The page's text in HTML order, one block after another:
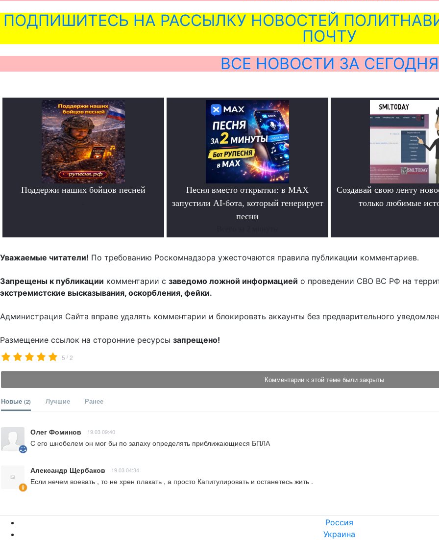
ПОДПИШИТЕСЬ НА РАССЫЛКУ НОВОСТЕЙ
ПОЧТУ
ВСЕ НОВОСТИ ЗА СЕГОДНЯ
Поддержи наших бойцов песней
Песня вместо открытки: в MAX
запустили AI-бота, который генерирует
песни
Создавай свою ленту
только любимые
Уважаемые читатели! По требованию Роскомнадзора ужесточаются правила публикации комментариев.
Запрещены к публикации комментарии с заведомо ложной информацией о проведении СВО ВС РФ на
экстремистские высказывания, оскорбления, фейки.
Администрация Сайта вправе удалять комментарии и блокировать аккаунты без предварительного
Размещение ссылок на сторонние ресурсы запрещено!
5 /2
Комментарии к этой теме были закрыты
Новые (2) Лучшие Ранее
Олег Фоминов 19.03 09:40
С его шнобелем он мог бы по запаху определять приближающиеся БПЛА
Александр Щербаков 19.03 04:34
Если нечем воевать , то не хрен плакать , а просто Капитулировать и останетесь жить .
Россия
Украина